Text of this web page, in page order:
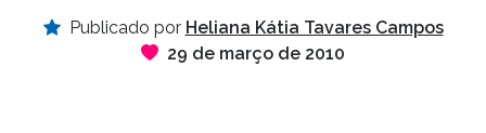
Publicado por Heliana Kátia Tavares Campos
29 de março de 2010